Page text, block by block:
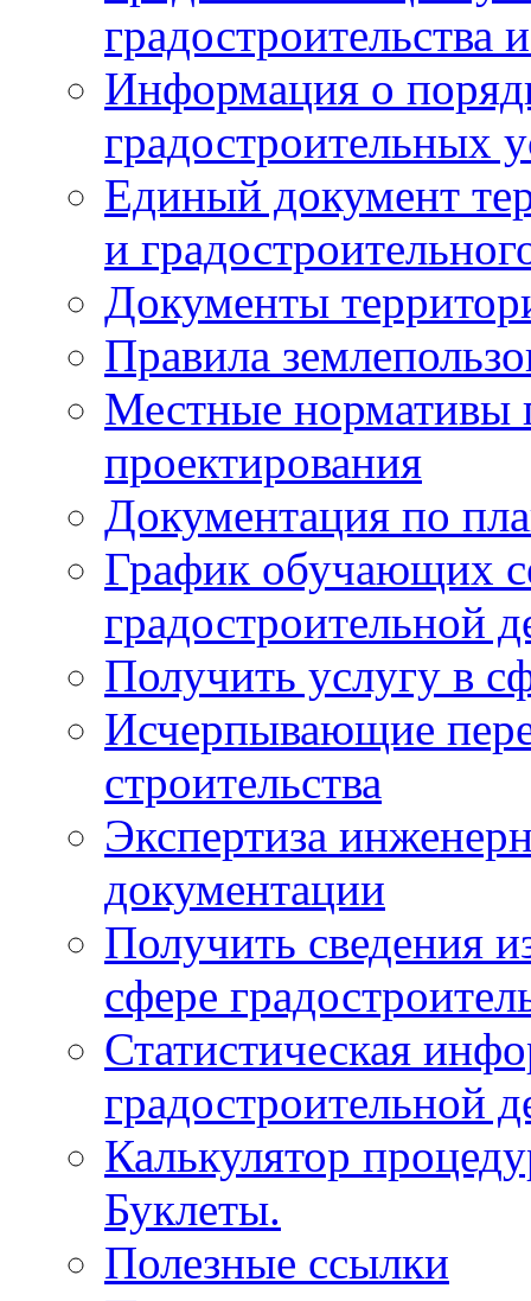
градостроительства
Информация о
градостроительных
Единый документ
и
Документы
Правила
Местные нормативы
проектирования
Документация по
График обучающих
градостроительной
Получить услугу в
Исчерпывающие
строительства
Экспертиза
документации
Получить сведения
сфере
Статистическая
градостроительной
Калькулятор
Буклеты.
Полезные ссылки